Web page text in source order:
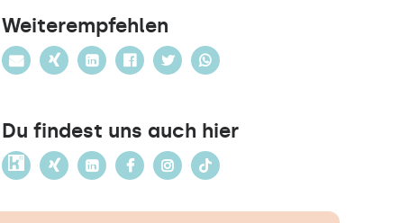
Weiterempfehlen
Du findest uns auch hier